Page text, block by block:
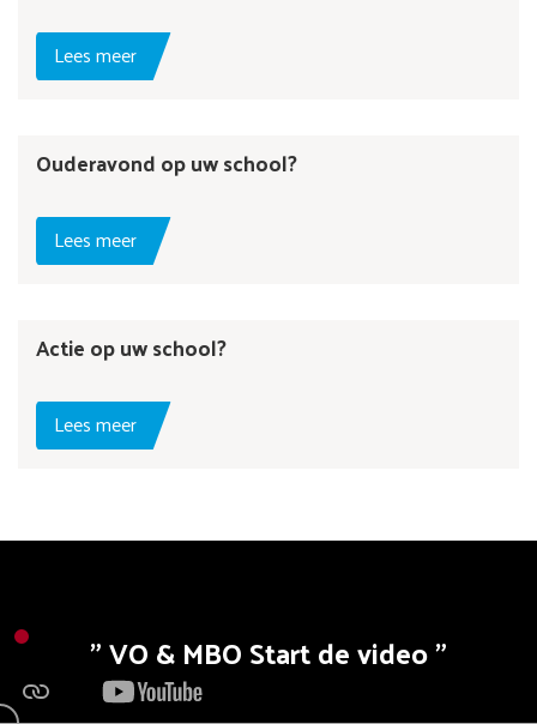
Lees meer
Ouderavond op uw school?
Lees meer
Actie op uw school?
Lees meer
VO & MBO Start de video